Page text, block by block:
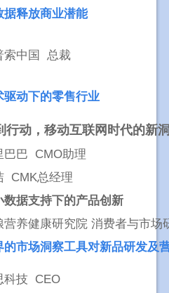
据释放商业潜能
索中国 总裁
驱动下的零售行业
行动，移动互联网时代的新
巴巴 CMO助理
CMK总经理
数据支持下的产品创新
营养健康研究院 消费者与市
的市场洞察工具对新品研发及
科技 CEO